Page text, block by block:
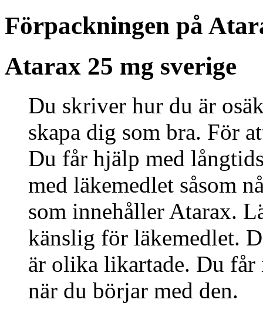
Förpackningen på
Atarax 25 mg sverige
Du skriver hur du är
skapa dig som bra. För
Du får hjälp med
med läkemedlet såsom
som innehåller Atarax.
känslig för läkemedlet.
är olika likartade. Du får
när du börjar med den.